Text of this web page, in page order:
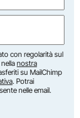
con regolarità sul
nostra
su MailChimp
. Potrai
nelle email.